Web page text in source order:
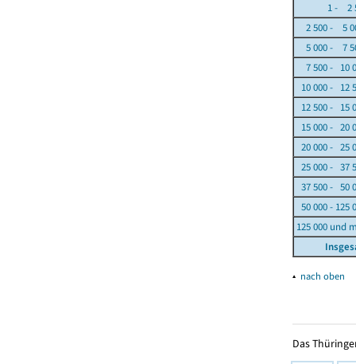
1 - 2
2 500 - 5
5 000 - 7
7 500 - 10
10 000 - 12
12 500 - 15
15 000 - 20
20 000 - 25
25 000 - 37
37 500 - 50
50 000 - 125
125 000 und
▴ nach oben
Das